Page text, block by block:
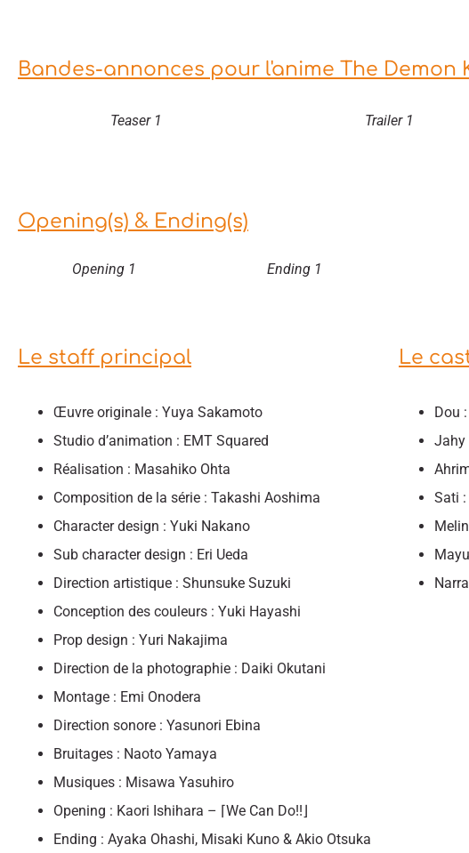
Bandes-annonces pour l'anime The Demon
Teaser 1 Trailer 1
Opening(s) & Ending(s)
Opening 1 Ending 1
Le staff principal
Œuvre originale : Yuya Sakamoto
Studio d’animation : EMT Squared
Réalisation : Masahiko Ohta
Composition de la série : Takashi Aoshima
Character design : Yuki Nakano
Sub character design : Eri Ueda
Direction artistique : Shunsuke Suzuki
Conception des couleurs : Yuki Hayashi
Prop design : Yuri Nakajima
Direction de la photographie : Daiki Okutani
Montage : Emi Onodera
Direction sonore : Yasunori Ebina
Bruitages : Naoto Yamaya
Musiques : Misawa Yasuhiro
Opening : Kaori Ishihara – ⌈We Can Do!!⌋
Ending : Ayaka Ohashi, Misaki Kuno & Akio Otsuka
Le
Dou
Jahy
Sati